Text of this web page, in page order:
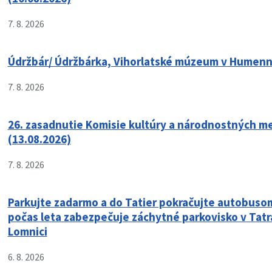
7. 8. 2026
Údržbár/ Údržbárka, Vihorlatské múzeum v
7. 8. 2026
26. zasadnutie Komisie kultúry a národnostných
(13.08.2026)
7. 8. 2026
Parkujte zadarmo a do Tatier pokračujte
počas leta zabezpečuje záchytné parkovisko v
Lomnici
6. 8. 2026